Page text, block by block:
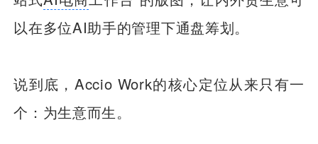
以在多位AI助手的管理下通盘筹划。
说到底，Accio Work的核心定位从来只有一
个：为生意而生。